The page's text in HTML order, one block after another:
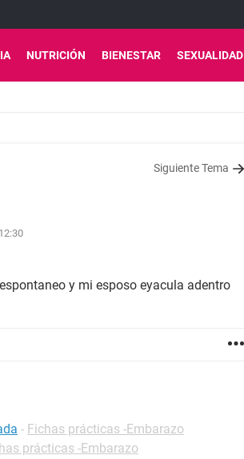
NUTRICIÓN BIENESTAR SEXUALIDAD
Siguiente Tema
y mi esposo eyacula adentro
- Fichas prácticas -Embarazo
prácticas -Embarazo